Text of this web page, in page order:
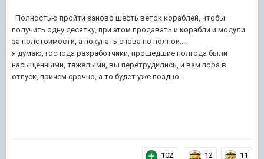
Полностью пройти заново шесть веток кораблей, чтобы
получить одну десятку, при этом продавать и корабли и модули
за полстоимости, а покупать снова по полной....
я думаю, господа разработчики, прошедшие полгода были
насыщенными, тяжелыми, вы перетрудились, и вам пора в
отпуск, причем срочно, а то будет уже поздно.
102 12 11